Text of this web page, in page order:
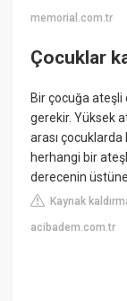
memorial.com.tr
Çocuklar
Bir çocuğa ateşli
gerekir. Yüksek
arası
herhangi bir
derecenin
Kaynak
acibadem.com.tr